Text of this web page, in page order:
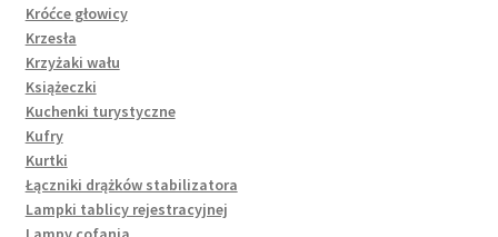
Króćce głowicy
Krzesła
Krzyżaki wału
Książeczki
Kuchenki turystyczne
Kufry
Kurtki
Łączniki drążków stabilizatora
Lampki tablicy rejestracyjnej